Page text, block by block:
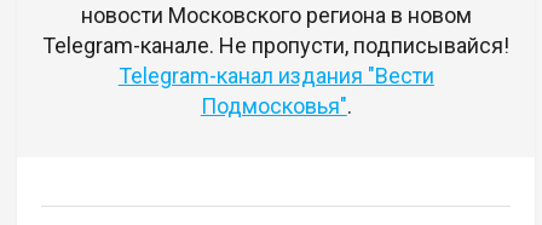
новости Московского региона в новом
Telegram-канале. Не пропусти, подписывайся!
Telegram-канал издания "Вести
Подмосковья".